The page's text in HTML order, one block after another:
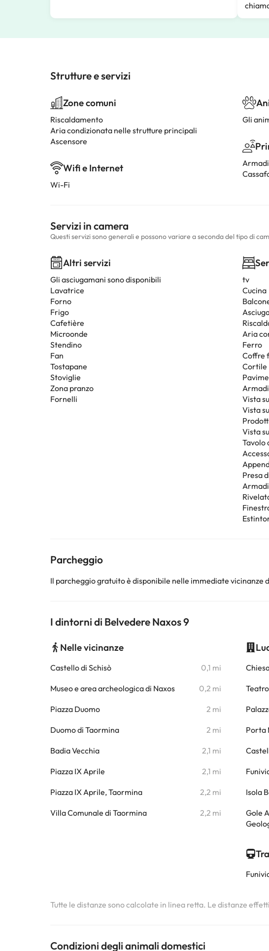
Strutture e servizi
Zone comuni
Riscaldamento
Aria condizionata nelle strutture principali
Ascensore
Wifi e Internet
Wi-Fi
Gli
Servizi in camera
Questi servizi sono generali e possono variare a seconda del tipo di
Altri servizi
Gli asciugamani sono disponibili
Lavatrice
Forno
Frigo
Cafetière
Microonde
Stendino
Fan
Tostapane
Stoviglie
Zona pranzo
Fornelli
tv
Cucina
Aria
Ferro
Coffre
Cortile
Vista
Vista
Vista
Tavolo
Presa
Parcheggio
Il parcheggio gratuito è disponibile nelle immediate vicinanze
I dintorni di Belvedere Naxos 9
Nelle vicinanze
Castello di Schisò 0,1 mi
Museo e area archeologica di Naxos 0,2 mi
Piazza Duomo 2 mi
Duomo di Taormina 2 mi
Badia Vecchia 2,1 mi
Piazza IX Aprile 2,1 mi
Piazza IX Aprile, Taormina 2,2 mi
Villa Comunale di Taormina 2,2 mi
Porta
Isola
Gole
Tutte le distanze sono calcolate in linea retta. Le distanze
Condizioni degli animali domestici